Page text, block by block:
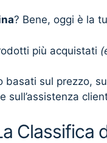
? Bene, oggi è la
più acquistati
basati sul prezzo,
sull’assistenza
Classifica